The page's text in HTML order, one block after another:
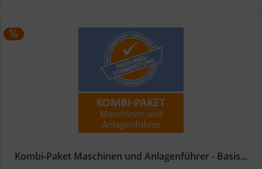
Kombi-Paket Maschinen und Anlagenführer - Basis...